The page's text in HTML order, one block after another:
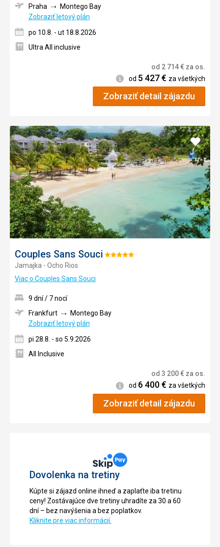
Praha
Montego Bay
Zobraziť letový plán
po 10.8. - ut 18.8.2026
Ultra All inclusive
od 2 714€ za os.
Informácie
od 5 427€ za všetkých
Zobraziť detail zájazdu
Couples Sans Souci Hodnotenie:
Jamajka - Ocho Rios
Viac o Couples Sans Souci
Pridať
do
9 dní / 7 nocí
Frankfurt
Montego Bay
Zobraziť letový plán
pi 28.8. - so 5.9.2026
All Inclusive
od 3 200€ za os.
Informácie
od 6 400€ za všetkých
Zobraziť detail zájazdu
Dovolenka na tretiny
Kúpte si zájazd online ihneď a zaplaťte iba tretinu
ceny! Zostávajúce dve tretiny uhradíte za 30 a 60
dní – bez navýšenia a bez poplatkov.
Kliknite pre viac informácií.